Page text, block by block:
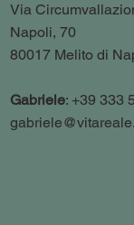
Via
Napoli, 70
80017 Melito di
Gabriele: +39 333